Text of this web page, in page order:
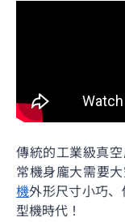
傳統的工業級真
常機身龐大需要大
機外形尺寸小巧、
型機時代！